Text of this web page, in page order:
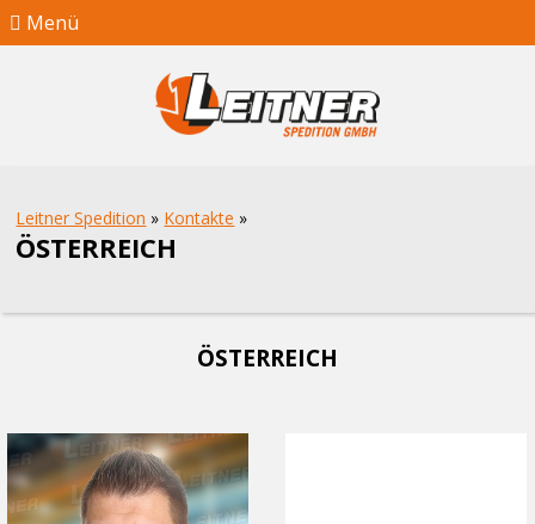
Menü
Leitner Spedition » Kontakte »
ÖSTERREICH
ÖSTERREICH